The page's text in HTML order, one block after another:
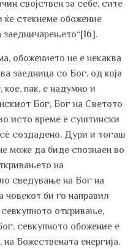
својствен за себе, сите
ќе стекнеме обожение
заедничарењето“[16].
обожението не е некаква
заедница со Бог, од која
кое, пак, е надумно и
Бог, Бог на Светото
исто време е суштински
создадено. Дури и тогаш
може да биде спознаен во
на
сведување на Бог на
човекот би го направил
откривање,
севкупното обожение е
Божествената енергија.